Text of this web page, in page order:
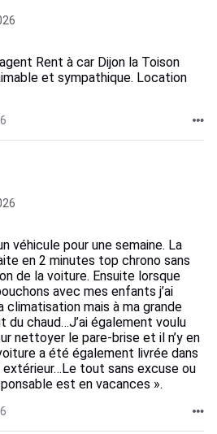
Rent à car Dijon la Toison
et sympathique. Location
véhicule pour une semaine. La
en 2 minutes top chrono sans
de la voiture. Ensuite lorsque
avec mes enfants j’ai
mais à ma grande
chaud…J’ai également voulu
nettoyer le pare-brise et il n’y en
a été également livrée dans
tout sans excuse ou
est en vacances ».